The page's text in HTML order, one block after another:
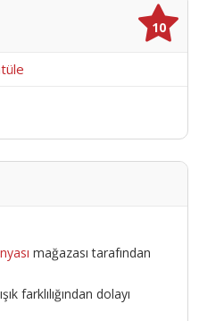
10
mağazası tarafından
farklılığından dolayı